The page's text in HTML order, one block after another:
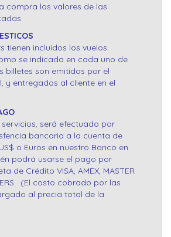
compra los valores de las
tienen incluidos los vuelos
se indicada en cada uno de
billetes son emitidos por el
y entregados al cliente en el
será efectuado por
bancaria a la cuenta de
o Euros en nuestro Banco en
podrá usarse el pago por
de Crédito VISA, AMEX, MASTER
(El costo cobrado por las
al precia total de la